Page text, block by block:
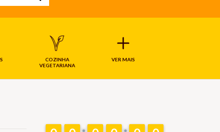
COZINHA
VEGETARIANA
VER MAIS